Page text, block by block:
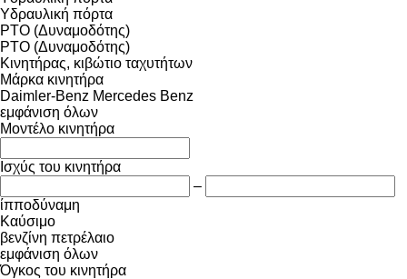
Υδραυλική πόρτα
PTO (Δυναμοδότης)
PTO (Δυναμοδότης)
Κινητήρας, κιβώτιο ταχυτήτων
Μάρκα κινητήρα
Daimler-Benz Mercedes Benz
εμφάνιση όλων
Μοντέλο κινητήρα
Ισχύς του κινητήρα
–
ίπποδύναμη
Καύσιμο
βενζίνη πετρέλαιο
εμφάνιση όλων
Όγκος του κινητήρα